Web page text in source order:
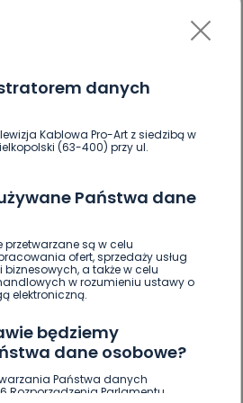
danych
Kablowa Pro-Art z siedzibą w
(63-400) przy ul.
Państwa dane
są w celu
ofert, sprzedaży usług
a także w celu
w rozumieniu ustawy o
elektroniczną.
będziemy
dane osobowe?
Państwa danych
Rozporządzenia Parlamentu
to one porządkują
ryzyko
przy
do pracy i
się te same
umowy, niepełne
wpisana
składek albo
zaliczki na podatek.